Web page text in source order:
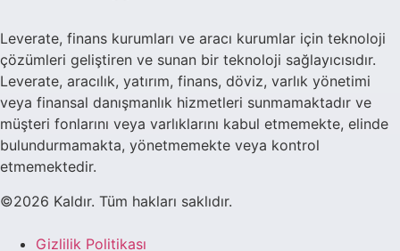
Leverate, finans kurumları ve aracı kurumlar için teknoloji
çözümleri geliştiren ve sunan bir teknoloji sağlayıcısıdır.
Leverate, aracılık, yatırım, finans, döviz, varlık yönetimi
veya finansal danışmanlık hizmetleri sunmamaktadır ve
müşteri fonlarını veya varlıklarını kabul etmemekte, elinde
bulundurmamakta, yönetmemekte veya kontrol
etmemektedir.
©2026 Kaldır. Tüm hakları saklıdır.
Gizlilik Politikası